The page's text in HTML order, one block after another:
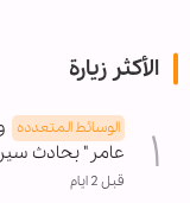
الأكثر زيارة
الوسائط المتعدده
عامر" بحادث سير
قبل 2 ايام